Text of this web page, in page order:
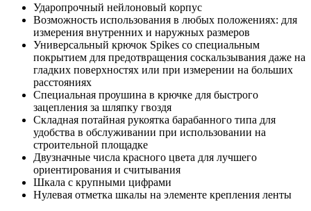
Ударопрочный нейлоновый корпус
Возможность использования в любых положениях: для
измерения внутренних и наружных размеров
Универсальный крючок Spikes со специальным
покрытием для предотвращения соскальзывания даже на
гладких поверхностях или при измерении на больших
расстояниях
Специальная проушина в крючке для быстрого
зацепления за шляпку гвоздя
Складная потайная рукоятка барабанного типа для
удобства в обслуживании при использовании на
строительной площадке
Двузначные числа красного цвета для лучшего
ориентирования и считывания
Шкала с крупными цифрами
Нулевая отметка шкалы на элементе крепления ленты